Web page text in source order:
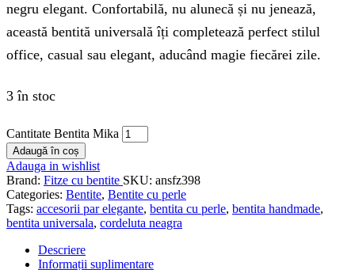
negru elegant. Confortabilă, nu alunecă și nu jenează,
această bentită universală îți completează perfect stilul
office, casual sau elegant, aducând magie fiecărei zile.
3 în stoc
Cantitate Bentita Mika
Adaugă în coș
Adauga in wishlist
Brand: Fitze cu bentite SKU: ansfz398
Categories: Bentite, Bentite cu perle
Tags: accesorii par elegante, bentita cu perle, bentita handmade,
bentita universala, cordeluta neagra
Descriere
Informații suplimentare